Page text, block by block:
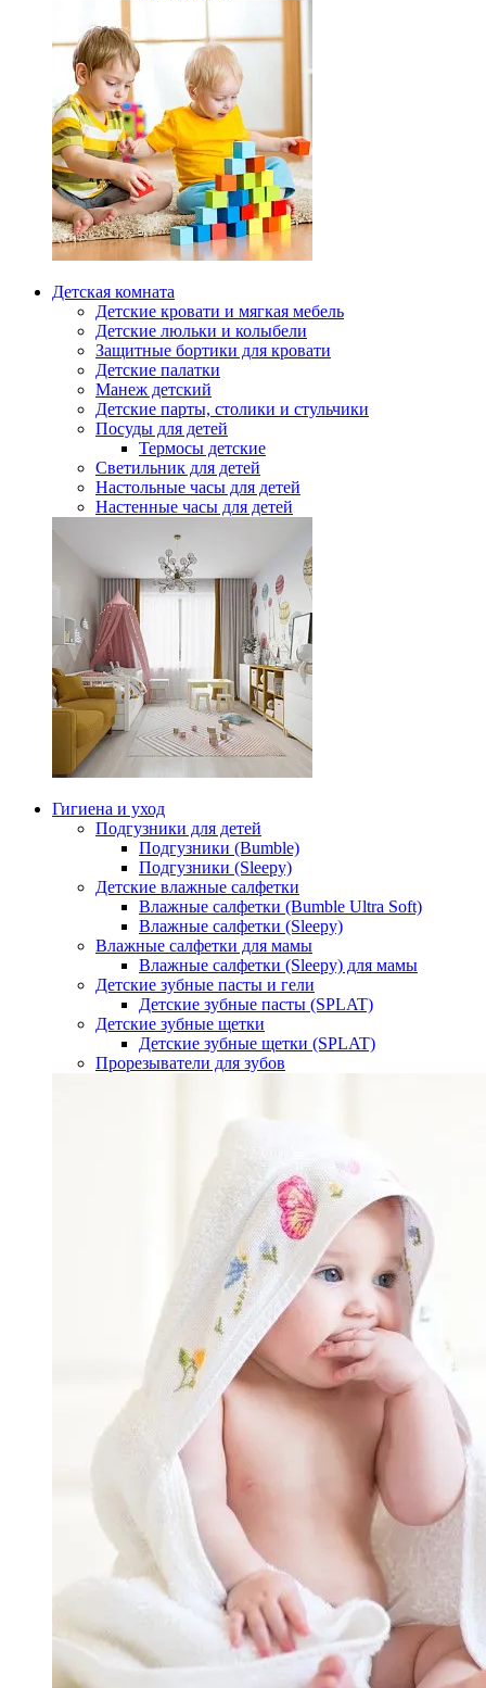
Детская комната
Детские кровати и мягкая мебель
Детские люльки и колыбели
Защитные бортики для кровати
Детские палатки
Манеж детский
Детские парты, столики и стульчики
Посуды для детей
Термосы детские
Светильник для детей
Настольные часы для детей
Настенные часы для детей
Гигиена и уход
Подгузники для детей
Подгузники (Bumble)
Подгузники (Sleepy)
Детские влажные салфетки
Влажные салфетки (Bumble Ultra Soft)
Влажные салфетки (Sleepy)
Влажные салфетки для мамы
Влажные салфетки (Sleepy) для мамы
Детские зубные пасты и гели
Детские зубные пасты (SPLAT)
Детские зубные щетки
Детские зубные щетки (SPLAT)
Прорезыватели для зубов